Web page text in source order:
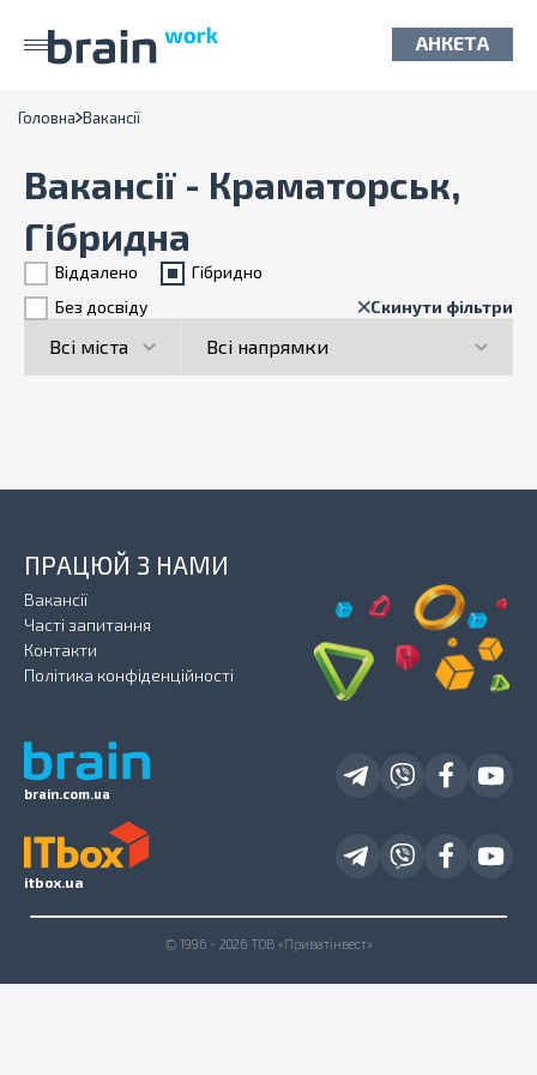
АНКЕТА
Головна Вакансії
Вакансії - Краматорськ,
Гібридна
Віддалено
Гiбридно
Без досвіду
Скинути фільтри
brain.com.ua
ПРАЦЮЙ З НАМИ
Вакансії
Часті запитання
Контакти
Політика конфіденційності
itbox.ua
© 1996 - 2026 ТОВ «Приватінвест»